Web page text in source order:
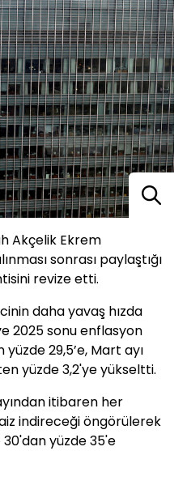
Akçelik Ekrem
sonrası paylaştığı
revize etti.
daha yavaş hızda
2025 sonu enflasyon
29,5’e, Mart ayı
yüzde 3,2'ye yükseltti.
itibaren her
indireceği öngörülerek
yüzde 35'e